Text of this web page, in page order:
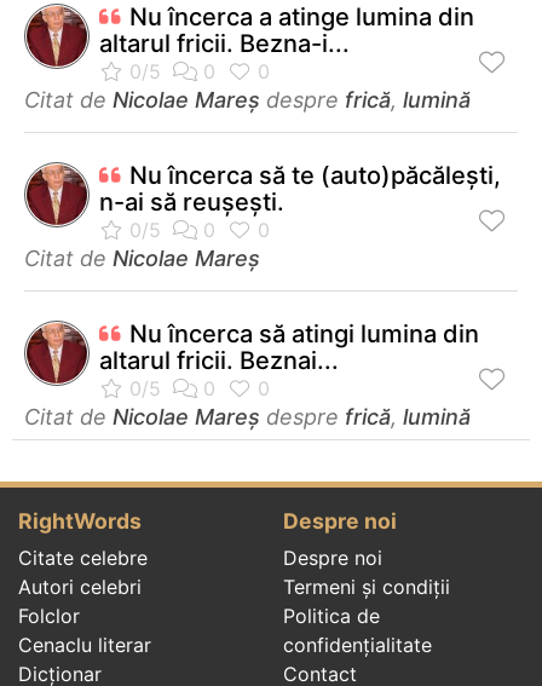
Nu încerca a atinge lumina din
altarul fricii. Bezna-i...
Citat de Nicolae Mareș despre frică, lumină
Nu încerca să te (auto)păcăleşti,
n-ai să reuşeşti.
Citat de Nicolae Mareș
Nu încerca să atingi lumina din
altarul fricii. Beznai...
Citat de Nicolae Mareș despre frică, lumină
RightWords
Citate celebre
Autori celebri
Folclor
Cenaclu literar
Dicționar
Despre noi
Despre noi
Termeni și condiții
Politica de
confidenţialitate
Contact